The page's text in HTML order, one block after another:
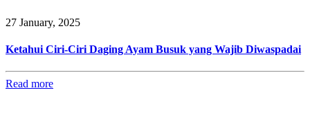
27 January, 2025
Ketahui Ciri-Ciri Daging Ayam Busuk yang Wajib Diwaspadai
Read more